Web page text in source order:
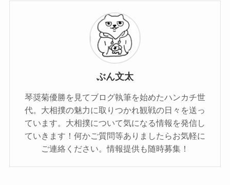
ぶん文太
琴奨菊優勝を見てブログ執筆を始めたハンカチ世
代。大相撲の魅力に取りつかれ観戦の日々を送っ
ています。大相撲について気になる情報を発信し
ていきます！何かご質問等ありましたらお気軽に
ご連絡ください。情報提供も随時募集！